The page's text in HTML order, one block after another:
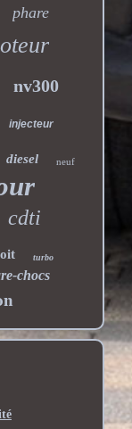
phare
nv300
injecteur
diesel neuf
cdti
turbo
chocs